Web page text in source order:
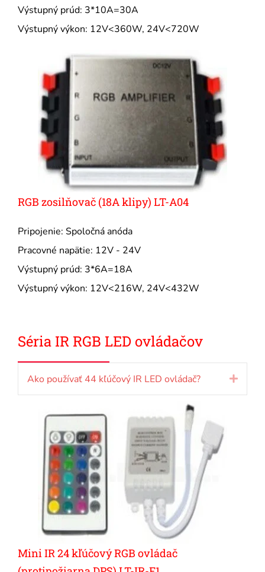
Výstupný prúd: 3*10A=30A
Výstupný výkon: 12V<360W, 24V<720W
RGB zosilňovač (18A klipy) LT-A04
Pripojenie: Spoločná anóda
Pracovné napätie: 12V - 24V
Výstupný prúd: 3*6A=18A
Výstupný výkon: 12V<216W, 24V<432W
Séria IR RGB LED ovládačov
Ako používať 44 kľúčový IR LED ovládač?
Mini IR 24 kľúčový RGB ovládač